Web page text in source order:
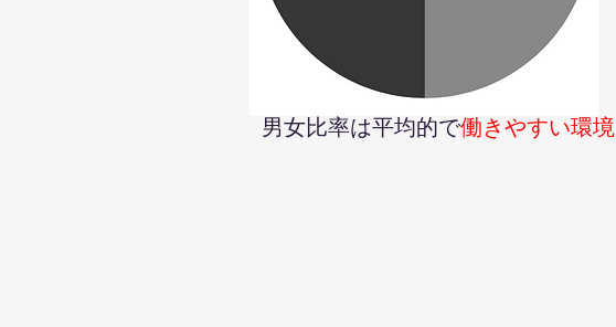
男女比率は平均的で働きやすい環境